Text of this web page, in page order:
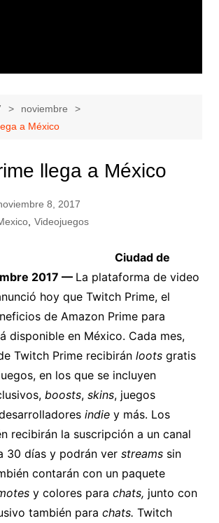
noviembre
a México
llega a México
8, 2017
, Videojuegos
Ciudad de
2017 — La plataforma de video
hoy que Twitch Prime, el
de Amazon Prime para
disponible en México. Cada mes,
Twitch Prime recibirán lootsgratis
en los que se incluyen
boosts, skins, juegos
indiey más. Los
recibirán la suscripción a un canal
30 días y podrán ver streamssin
contarán con un paquete
y colores para chats, junto con
también para chats. Twitch